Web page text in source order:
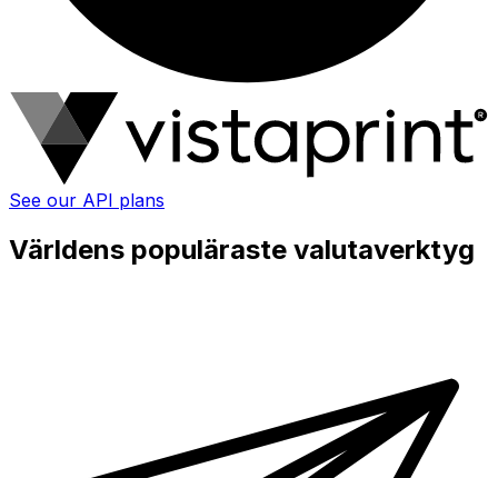
See our API plans
Världens populäraste valutaverktyg